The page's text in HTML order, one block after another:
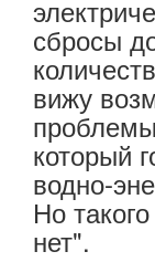
сбросы
вижу
который
водно-
Но
нет".